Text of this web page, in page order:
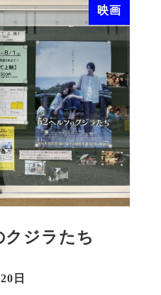
映画
クジラたち
日